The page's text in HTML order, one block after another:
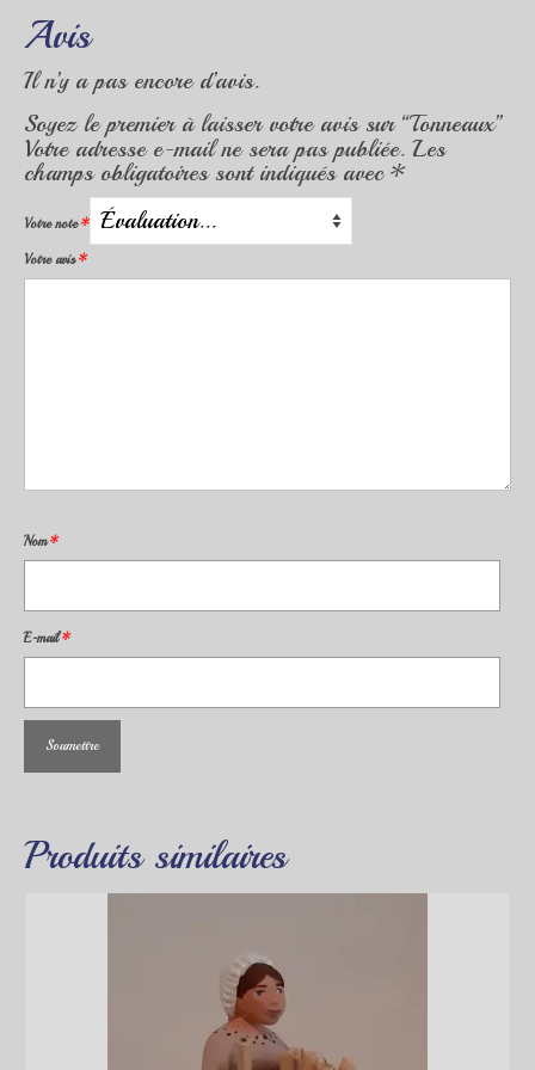
Avis
Il n’y a pas encore d’avis.
Soyez le premier à laisser votre avis sur “Tonneaux”
Votre adresse e-mail ne sera pas publiée. Les
champs obligatoires sont indiqués avec *
Votre note*
Votre avis*
Nom*
E-mail*
Produits similaires